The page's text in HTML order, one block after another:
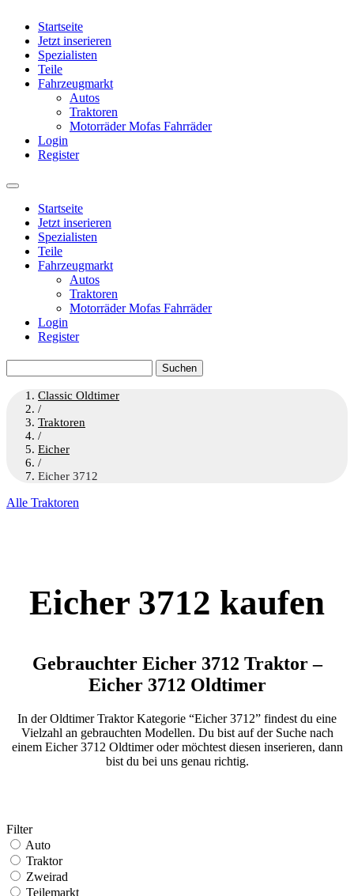
Startseite
Jetzt inserieren
Spezialisten
Teile
Fahrzeugmarkt
Autos
Traktoren
Motorräder Mofas Fahrräder
Login
Register
Startseite
Jetzt inserieren
Spezialisten
Teile
Fahrzeugmarkt
Autos
Traktoren
Motorräder Mofas Fahrräder
Login
Register
nach:
Classic Oldtimer
/
Traktoren
/
Eicher
/
Eicher 3712
Alle Traktoren
Eicher 3712 kaufen
Gebrauchter Eicher 3712 Traktor –
Eicher 3712 Oldtimer
In der Oldtimer Traktor Kategorie “Eicher 3712” findest du eine
Vielzahl an gebrauchten Modellen. Du bist auf der Suche nach
einem Eicher 3712 Oldtimer oder möchtest diesen inserieren, dann
bist du bei uns genau richtig.
Filter
Auto
Traktor
Zweirad
Teilemarkt